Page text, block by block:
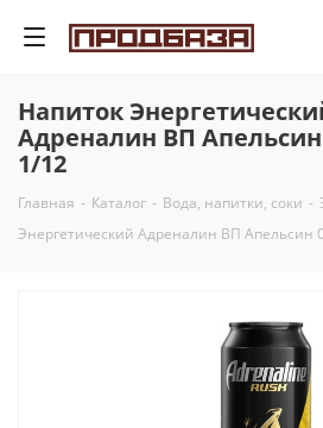
Напиток
Адреналин ВП
1/12
Главная - Каталог - Вода, напитки, соки -
Энергетический Адреналин ВП Апельсин